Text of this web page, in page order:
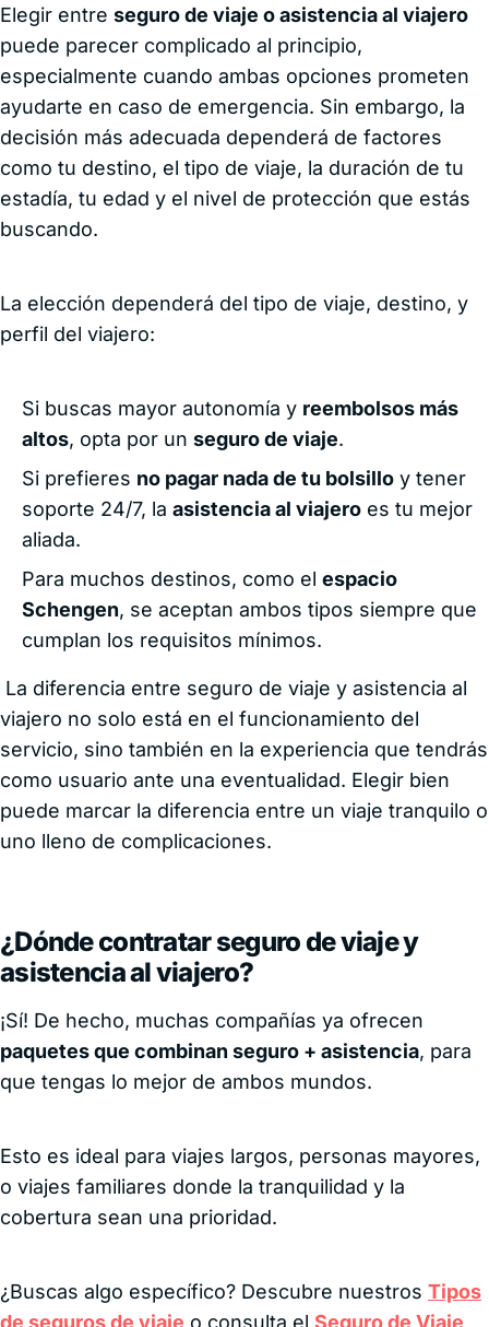
Elegir entre seguro de viaje o asistencia al viajero
puede parecer complicado al principio,
especialmente cuando ambas opciones prometen
ayudarte en caso de emergencia. Sin embargo, la
decisión más adecuada dependerá de factores
como tu destino, el tipo de viaje, la duración de tu
estadía, tu edad y el nivel de protección que estás
buscando.
La elección dependerá del tipo de viaje, destino, y
perfil del viajero:
Si buscas mayor autonomía y reembolsos más
altos, opta por un seguro de viaje.
Si prefieres no pagar nada de tu bolsillo y tener
soporte 24/7, la asistencia al viajero es tu mejor
aliada.
Para muchos destinos, como el espacio
Schengen, se aceptan ambos tipos siempre que
cumplan los requisitos mínimos.
La diferencia entre seguro de viaje y asistencia al
viajero no solo está en el funcionamiento del
servicio, sino también en la experiencia que tendrás
como usuario ante una eventualidad. Elegir bien
puede marcar la diferencia entre un viaje tranquilo o
uno lleno de complicaciones.
¿Dónde contratar seguro de viaje y
asistencia al viajero?
¡Sí! De hecho, muchas compañías ya ofrecen
paquetes que combinan seguro + asistencia, para
que tengas lo mejor de ambos mundos.
Esto es ideal para viajes largos, personas mayores,
o viajes familiares donde la tranquilidad y la
cobertura sean una prioridad.
¿Buscas algo específico? Descubre nuestros Tipos
de seguros de viaje o consulta el Seguro de Viaje